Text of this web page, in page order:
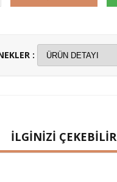
:
İLGİNİZİ ÇEKEBİLİR